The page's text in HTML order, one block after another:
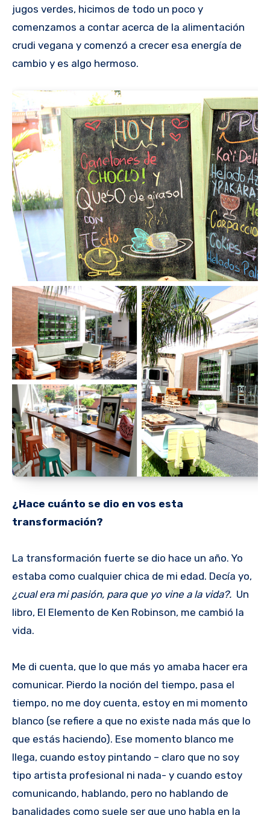
jugos verdes, hicimos de todo un poco y
comenzamos a contar acerca de la alimentación
crudi vegana y comenzó a crecer esa energía de
cambio y es algo hermoso.
¿Hace cuánto se dio en vos esta
transformación?
La transformación fuerte se dio hace un año. Yo
estaba como cualquier chica de mi edad. Decía yo,
¿cual era mi pasión, para que yo vine a la vida?. Un
libro, El Elemento de Ken Robinson, me cambió la
vida.
Me di cuenta, que lo que más yo amaba hacer era
comunicar. Pierdo la noción del tiempo, pasa el
tiempo, no me doy cuenta, estoy en mi momento
blanco (se refiere a que no existe nada más que lo
que estás haciendo). Ese momento blanco me
llega, cuando estoy pintando – claro que no soy
tipo artista profesional ni nada- y cuando estoy
comunicando, hablando, pero no hablando de
banalidades como suele ser que uno habla en la